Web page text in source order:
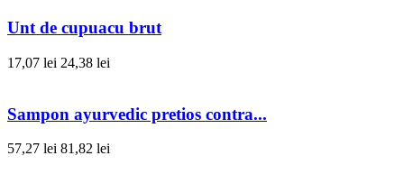
Unt de cupuacu brut
17,07 lei 24,38 lei
Sampon ayurvedic pretios contra...
57,27 lei 81,82 lei